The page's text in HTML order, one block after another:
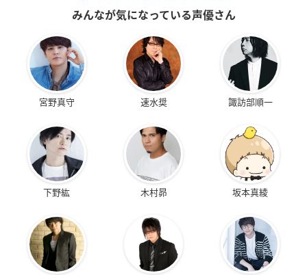
みんなが気になっている声優さん
宮野真守 速水奨 諏訪部順一
下野紘 木村昴 坂本真綾